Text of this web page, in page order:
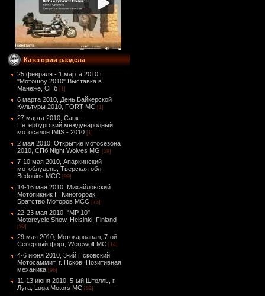
Категории раздела
25 февраля - 1 марта 2010 г.
"Мотошоу 2010" Выставка в
Манеже, СПб [1]
6 марта 2010, День Байкерской
Культуры 2010, FORT MC [1]
27 марта 2010, Санкт-
Петербургский международный
мотосалон IMIS - 2010 [1]
2 мая 2010, Открытие мотосезона
2010, СПб Night Wolves MG [59]
7-10 мая 2010, Апаркинский
мотоблудень, Тверская обл.,
Bedouins MCC [99]
14-16 мая 2010, Михайловский
Мотопикник II, Киногородк,
Братство Моторов MCC [73]
22-23 мая 2010, "MP 10" -
Motorcycle Show, Helsinki, Finland
[90]
29 мая 2010, Мотокарнавал, 7-ой
Северный форт, Werewolf MC [14]
4-6 июня 2010, 3-ий Псковский
Мотосаммит, г. Псков, Позитивная
механика [96]
11-13 июня 2010, 5-ый Штолль, г.
Луга, Luga Motors MC [82]